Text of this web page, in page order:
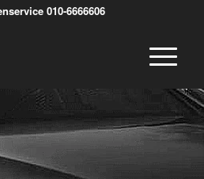
010-6666606